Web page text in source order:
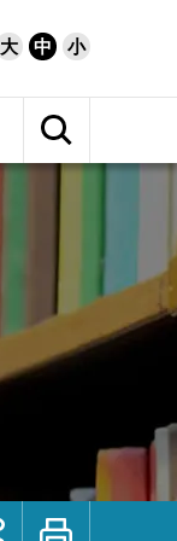
大 中 小
展
開
網
站
尋
列